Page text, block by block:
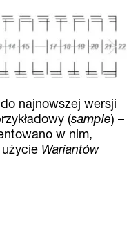
najnowszej wersji
(sample) –
w nim,
Wariantów